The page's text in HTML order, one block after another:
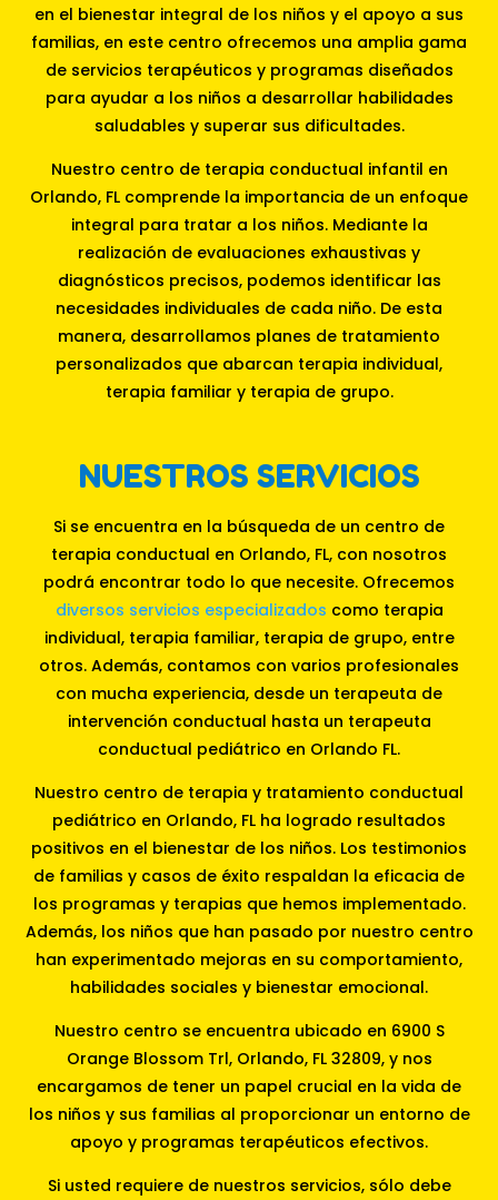
en el bienestar integral de los niños y el apoyo a sus
familias, en este centro ofrecemos una amplia gama
de servicios terapéuticos y programas diseñados
para ayudar a los niños a desarrollar habilidades
saludables y superar sus dificultades.
Nuestro centro de terapia conductual infantil en
Orlando, FL comprende la importancia de un enfoque
integral para tratar a los niños. Mediante la
realización de evaluaciones exhaustivas y
diagnósticos precisos, podemos identificar las
necesidades individuales de cada niño. De esta
manera, desarrollamos planes de tratamiento
personalizados que abarcan terapia individual,
terapia familiar y terapia de grupo.
NUESTROS SERVICIOS
Si se encuentra en la búsqueda de un centro de
terapia conductual en Orlando, FL, con nosotros
podrá encontrar todo lo que necesite. Ofrecemos
diversos servicios especializados como terapia
individual, terapia familiar, terapia de grupo, entre
otros. Además, contamos con varios profesionales
con mucha experiencia, desde un terapeuta de
intervención conductual hasta un terapeuta
conductual pediátrico en Orlando FL.
Nuestro centro de terapia y tratamiento conductual
pediátrico en Orlando, FL ha logrado resultados
positivos en el bienestar de los niños. Los testimonios
de familias y casos de éxito respaldan la eficacia de
los programas y terapias que hemos implementado.
Además, los niños que han pasado por nuestro centro
han experimentado mejoras en su comportamiento,
habilidades sociales y bienestar emocional.
Nuestro centro se encuentra ubicado en 6900 S
Orange Blossom Trl, Orlando, FL 32809, y nos
encargamos de tener un papel crucial en la vida de
los niños y sus familias al proporcionar un entorno de
apoyo y programas terapéuticos efectivos.
Si usted requiere de nuestros servicios, sólo debe